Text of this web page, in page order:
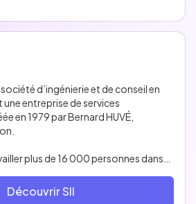
d’ingénierie et de conseil en
entreprise de services
en 1979 par Bernard HUVÉ,
plus de 16 000 personnes dans
en moyenne plus de 4 000
qui agissent au quotidien pour
Découvrir SII